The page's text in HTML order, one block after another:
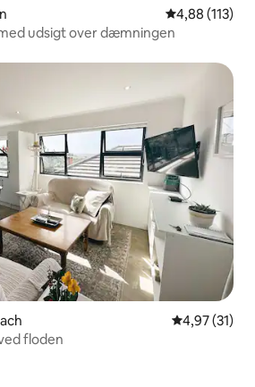
4,88 ud af 5 i
4,88 (113)
udsigt over dæmningen
4,97 ud af 5
4,97 (31)
floden